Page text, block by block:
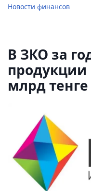
Новости финансов
В ЗКО за
продукции
млрд тенге